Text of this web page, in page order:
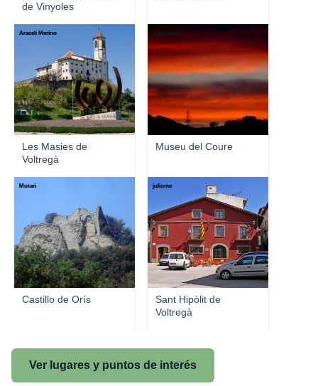
de Vinyoles
Les Masies de
Voltregà
Araceli Merino
Museu del Coure
panoramio
Castillo de Orís
Mutari
Sant Hipòlit de
Voltregà
juliome
Ver lugares y puntos de interés